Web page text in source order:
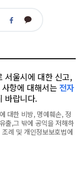
페 카
서울시에 대한 신고,
항에 대해서는 전자
바랍니다.
대한 비방, 명예훼손, 정
출,그 밖에 공익을 저해하
례 및 개인정보보호법에